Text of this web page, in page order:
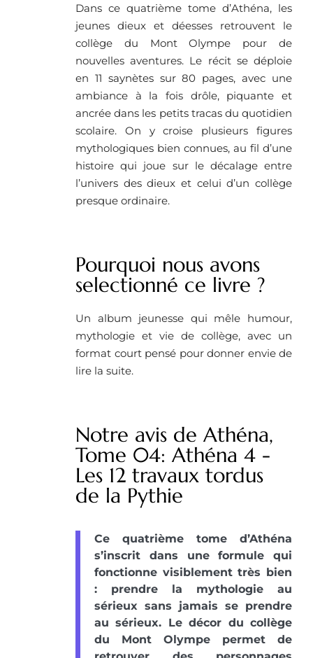
Dans ce quatrième tome d’Athéna, les
jeunes dieux et déesses retrouvent le
collège du Mont Olympe pour de
nouvelles aventures. Le récit se déploie
en 11 saynètes sur 80 pages, avec une
ambiance à la fois drôle, piquante et
ancrée dans les petits tracas du quotidien
scolaire. On y croise plusieurs figures
mythologiques bien connues, au fil d’une
histoire qui joue sur le décalage entre
l’univers des dieux et celui d’un collège
presque ordinaire.
Pourquoi nous avons
selectionné ce livre ?
Un album jeunesse qui mêle humour,
mythologie et vie de collège, avec un
format court pensé pour donner envie de
lire la suite.
Notre avis de Athéna,
Tome 04: Athéna 4 -
Les 12 travaux tordus
de la Pythie
Ce quatrième tome d’Athéna
s’inscrit dans une formule qui
fonctionne visiblement très bien
: prendre la mythologie au
sérieux sans jamais se prendre
au sérieux. Le décor du collège
du Mont Olympe permet de